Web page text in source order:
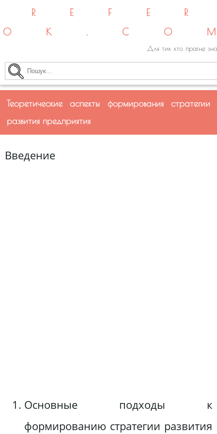
Для тих хто прагне
Теоретические аспекты формирования стратегии
развития предприятия
Введение
Основные подходы к
формированию стратегии развития